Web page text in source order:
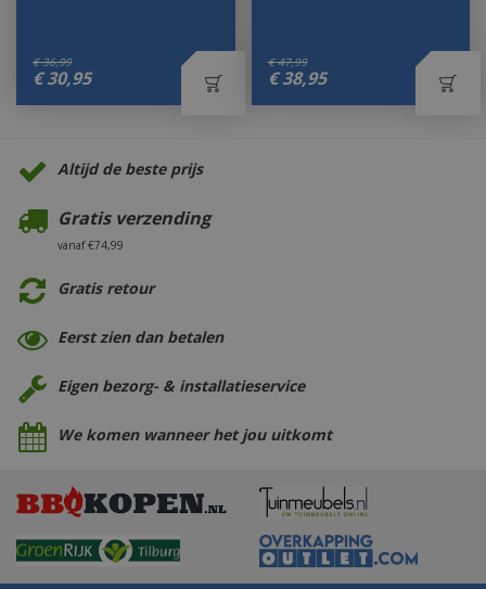
€ 36,99
€ 30,95
€ 47,99
€ 38,95
Altijd de beste prijs
Gratis verzending
vanaf €74,99
Gratis retour
Eerst zien dan betalen
Eigen bezorg- & installatieservice
We komen wanneer het jou uitkomt